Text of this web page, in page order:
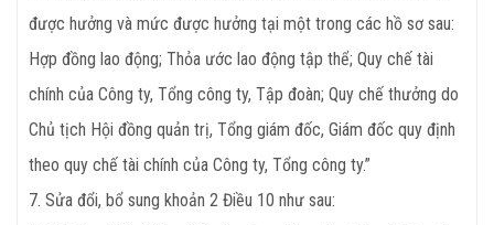
được hưởng và mức được hưởng tại một trong các hồ sơ sau:
Hợp đồng lao động; Thỏa ước lao động tập thể; Quy chế tài
chính của Công ty, Tổng công ty, Tập đoàn; Quy chế thưởng do
Chủ tịch Hội đồng quản trị, Tổng giám đốc, Giám đốc quy định
theo quy chế tài chính của Công ty, Tổng công ty.”
7. Sửa đổi, bổ sung khoản 2 Điều 10 như sau: